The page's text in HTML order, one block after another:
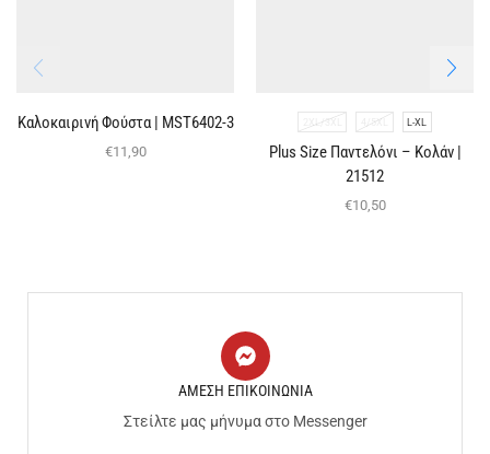
Καλοκαιρινή Φούστα | ΜST6402-3
€11,90
2XL/3XL 4/5XL L-XL
Plus Size Παντελόνι – Κολάν |
21512
€10,50
ΑΜΕΣΗ ΕΠΙΚΟΙΝΩΝΙΑ
Στείλτε μας μήνυμα στο Messenger